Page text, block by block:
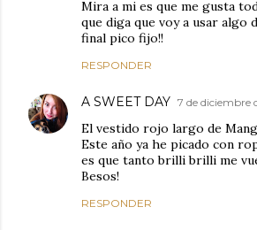
Mira a mi es que me gusta
que diga que voy a usar algo
final pico fijo!!
RESPONDER
A SWEET DAY 7 de diciembre
El vestido rojo largo de
Este año ya he picado con
es que tanto brilli brilli me
Besos!
RESPONDER